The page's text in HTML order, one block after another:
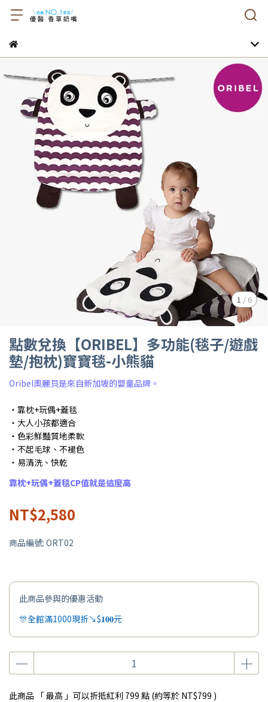
1 / 6
點數兌換【ORIBEL】多功能(毯子/遊戲
墊/抱枕)寶寶毯-小熊貓
Oribel奧麗貝是來自新加坡的嬰童品牌。
・靠枕+玩偶+蓋毯
・大人小孩都適合
・色彩鮮豔質地柔軟
・不起毛球、不褪色
・易清洗、快乾
靠枕+玩偶+蓋毯CP值就是這麼高
NT$2,580
商品編號: ORT02
此商品參與的優惠活動
🎊全館滿1000現折↘$𝟏𝟎𝟎元
此商品 「 最高 」可以折抵紅利 799 點 (約等於 NT$799 )